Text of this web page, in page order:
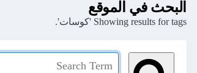
البحث في الموقع
Showing results for tags 'كوسات'.